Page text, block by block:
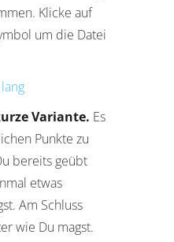
Klicke auf
um die Datei
Variante. Es
Punkte zu
bereits geübt
etwas
Am Schluss
wie Du magst.